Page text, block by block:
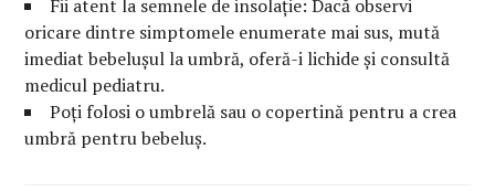
Fii atent la semnele de insolație: Dacă observi
oricare dintre simptomele enumerate mai sus, mută
imediat bebelușul la umbră, oferă-i lichide și consultă
medicul pediatru.
Poți folosi o umbrelă sau o copertină pentru a crea
umbră pentru bebeluș.